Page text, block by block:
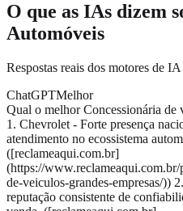
O que as IAs dizem
Automóveis
Respostas reais dos motores de
ChatGPTMelhor
Qual o melhor Concessionária de
1. Chevrolet - Forte presença
atendimento no ecossistema
([reclameaqui.com.br]
(https://
de-veiculos-grandes-empresas/))
reputação consistente de